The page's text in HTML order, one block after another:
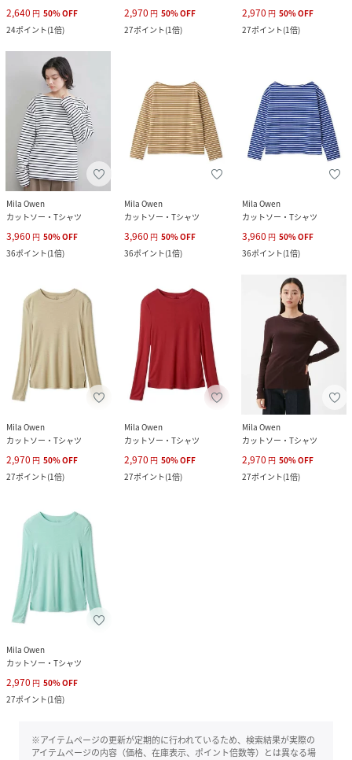
2,640 円 50%OFF
24ポイント(1倍)
2,970 円 50%OFF
27ポイント(1倍)
2,970 円 50%OFF
27ポイント(1倍)
Mila Owen
カットソー・Tシャツ
3,960 円 50%OFF
36ポイント(1倍)
Mila Owen
カットソー・Tシャツ
3,960 円 50%OFF
36ポイント(1倍)
Mila Owen
カットソー・Tシャツ
3,960 円 50%OFF
36ポイント(1倍)
Mila Owen
カットソー・Tシャツ
2,970 円 50%OFF
27ポイント(1倍)
Mila Owen
カットソー・Tシャツ
2,970 円 50%OFF
27ポイント(1倍)
Mila Owen
カットソー・Tシャツ
2,970 円 50%OFF
27ポイント(1倍)
Mila Owen
カットソー・Tシャツ
2,970 円 50%OFF
27ポイント(1倍)
※アイテムページの更新が定期的に行われているため、検索結果が実際の
アイテムページの内容（価格、在庫表示、ポイント倍数等）とは異なる場